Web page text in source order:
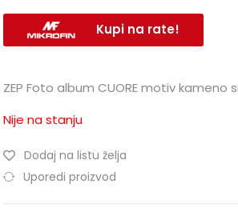
Kupi na rate!
ZEP Foto album CUORE motiv kameno
Nije na stanju
Dodaj na listu želja
Uporedi proizvod